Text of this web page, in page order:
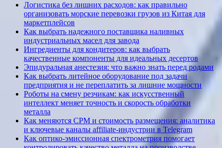
Логистика без лишних расходов: как правильно
организовать морские перевозки грузов из Китая для
маркетплейсов
Как выбрать надежного поставщика наливных
индустриальных масел для завода
Ингредиенты для кондитеров: как выбрать
качественные компоненты для идеальных десертов
Эпидуральная анестезия: что важно знать перед родами
Как выбрать литейное оборудование под задачи
предприятия и не переплатить за лишние мощности
Роботы на смену резчикам: как искусственный
интеллект меняет точность и скорость обработки
металла
Как меняются CPM и стоимость размещения: аналитика
и ключевые каналы affiliate-индустрии в Telegram
Как оптико-эмиссионная спектрометрия помогает